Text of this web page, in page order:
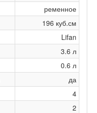
ременное
196 куб.см
Lifan
3.6 л
0.6 л
да
4
2